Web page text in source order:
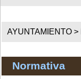
AYUNTAMIENTO >
Normativa